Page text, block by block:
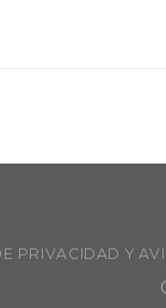
PRIVACIDAD Y